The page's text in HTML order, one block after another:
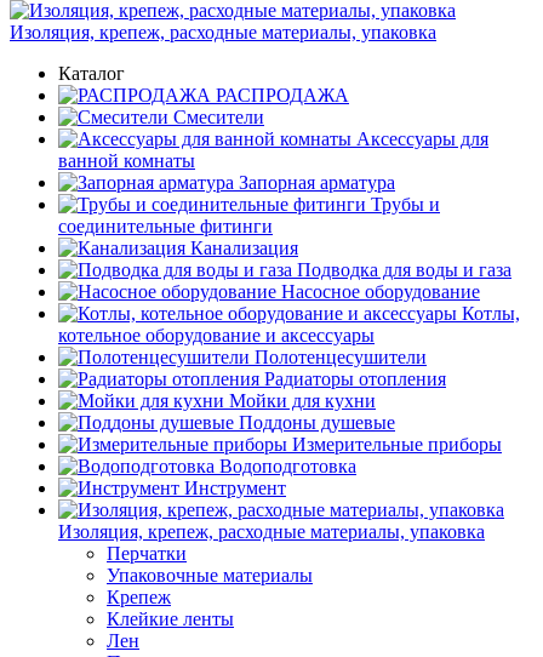
Изоляция, крепеж, расходные материалы, упаковка
Каталог
РАСПРОДАЖА
Смесители
Аксессуары для
ванной комнаты
Запорная арматура
Трубы и
соединительные фитинги
Канализация
Подводка для воды и газа
Насосное оборудование
Котлы,
котельное оборудование и аксессуары
Полотенцесушители
Радиаторы отопления
Мойки для кухни
Поддоны душевые
Измерительные приборы
Водоподготовка
Инструмент
Изоляция, крепеж, расходные материалы, упаковка
Перчатки
Упаковочные материалы
Крепеж
Клейкие ленты
Лен